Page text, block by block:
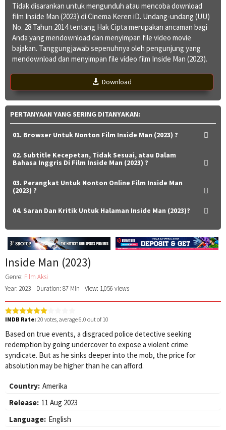
Tidak disarankan untuk mengunduh atau mencoba download
film Inside Man (2023) di Cinema Keren iD. Undang-undang (UU)
No. 28 Tahun 2014 tentang Hak Cipta merupakan ancaman bagi
Anda yang mendownload dan menyimpan file video movie
bajakan. Tanggungjawab sepenuhnya oleh pengunjung yang
mendownload dan menyimpan file video film Inside Man (2023).
Download
PERTANYAAN YANG SERING DITANYAKAN:
01. Browser Untuk Nonton Film Inside Man (2023) ?
02. Subtitle Kecepetan, Tidak Sesuai, atau Dalam
Bahasa Inggris Di Film Inside Man (2023) ?
03. Perangkat Untuk Nonton Online Film Inside Man
(2023) ?
04. Saran Dan Kritik Untuk Halaman Inside Man (2023)?
Inside Man (2023)
Genre: Film Aksi
Year: 2023
Duration: 87 Min View: 1,056 views
IMDB Rate: 20 votes, average6.0 out of 10
Based on true events, a disgraced police detective seeking
redemption by going undercover to expose a violent crime
syndicate. But as he sinks deeper into the mob, the price for
absolution may be higher than he can afford.
Country: Amerika
Release: 11 Aug 2023
Language: English